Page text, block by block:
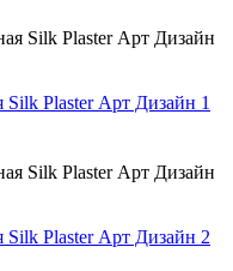
Silk Plaster Арт Дизайн 1
Silk Plaster Арт Дизайн 2